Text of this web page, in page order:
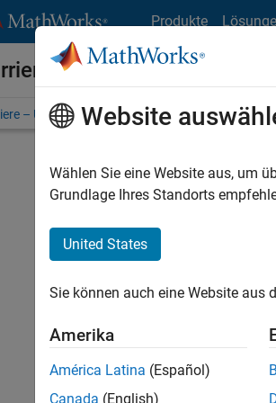
Produkte
bei MathWorks
– Übersicht Stellensuche
FILTER:
Stellen
Es
Region
Website
Wählen Sie eine Website aus, um
Grundlage Ihres Standorts
United States
Sie können auch eine Website aus
Amerika
América Latina (Español)
Canada (English)